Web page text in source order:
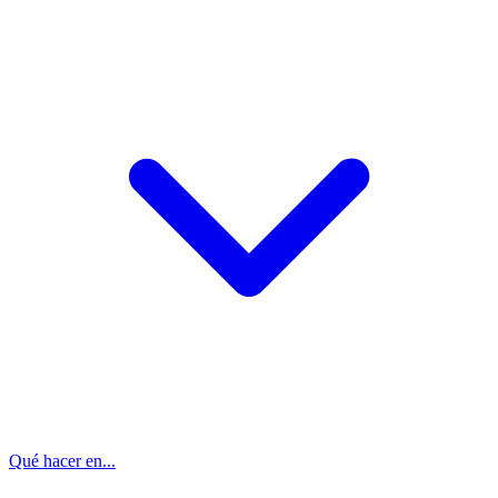
Qué hacer en...